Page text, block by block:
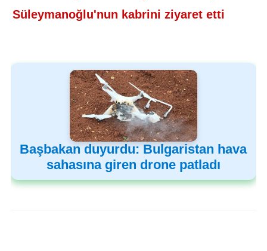
Süleymanoğlu'nun kabrini ziyaret etti
Başbakan duyurdu: Bulgaristan hava
sahasına giren drone patladı